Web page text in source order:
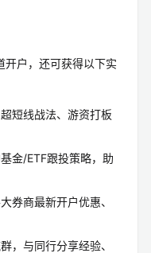
开户，还可获得以下实
短线战法、游资打板
金/ETF跟投策略，助
券商最新开户优惠、
，与同行分享经验、